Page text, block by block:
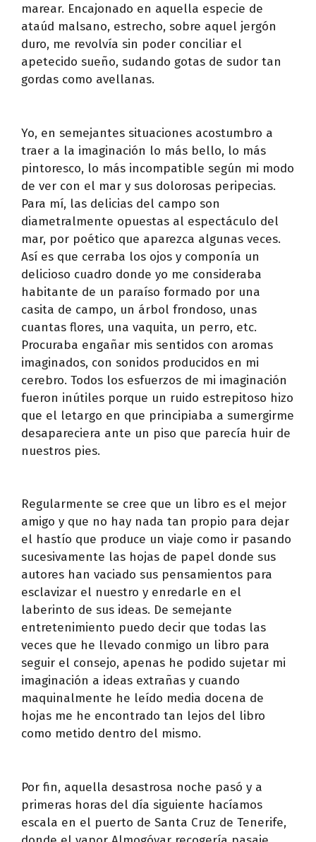
marear. Encajonado en aquella especie de
ataúd malsano, estrecho, sobre aquel jergón
duro, me revolvía sin poder conciliar el
apetecido sueño, sudando gotas de sudor tan
gordas como avellanas.
Yo, en semejantes situaciones acostumbro a
traer a la imaginación lo más bello, lo más
pintoresco, lo más incompatible según mi modo
de ver con el mar y sus dolorosas peripecias.
Para mí, las delicias del campo son
diametralmente opuestas al espectáculo del
mar, por poético que aparezca algunas veces.
Así es que cerraba los ojos y componía un
delicioso cuadro donde yo me consideraba
habitante de un paraíso formado por una
casita de campo, un árbol frondoso, unas
cuantas flores, una vaquita, un perro, etc.
Procuraba engañar mis sentidos con aromas
imaginados, con sonidos producidos en mi
cerebro. Todos los esfuerzos de mi imaginación
fueron inútiles porque un ruido estrepitoso hizo
que el letargo en que principiaba a sumergirme
desapareciera ante un piso que parecía huir de
nuestros pies.
Regularmente se cree que un libro es el mejor
amigo y que no hay nada tan propio para dejar
el hastío que produce un viaje como ir pasando
sucesivamente las hojas de papel donde sus
autores han vaciado sus pensamientos para
esclavizar el nuestro y enredarle en el
laberinto de sus ideas. De semejante
entretenimiento puedo decir que todas las
veces que he llevado conmigo un libro para
seguir el consejo, apenas he podido sujetar mi
imaginación a ideas extrañas y cuando
maquinalmente he leído media docena de
hojas me he encontrado tan lejos del libro
como metido dentro del mismo.
Por fin, aquella desastrosa noche pasó y a
primeras horas del día siguiente hacíamos
escala en el puerto de Santa Cruz de Tenerife,